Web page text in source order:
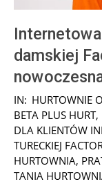
damskiej
2025-
12-
21
IN: HURTOWNIE
BETA PLUS HURT,
DLA KLIENTÓW
TURECKIEJ
HURTOWNIA,
TANIA